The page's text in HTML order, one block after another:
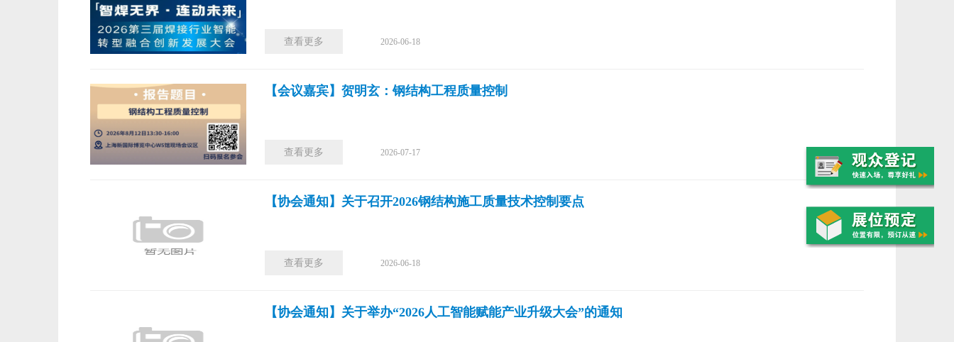
查看更多 2026-06-18
【会议嘉宾】贺明玄：钢结构工程质量控制
查看更多 2026-07-17
【协会通知】关于召开2026钢结构施工质量技术控制要点
查看更多 2026-06-18
【协会通知】关于举办“2026人工智能赋能产业升级大会”的通知